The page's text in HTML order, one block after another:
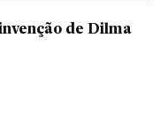
de Dilma